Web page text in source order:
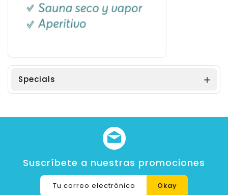
Specials 
Suscríbete a nuestras promociones